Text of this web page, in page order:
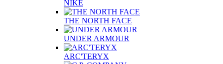
NIKE
THE NORTH FACE
UNDER ARMOUR
ARC'TERYX